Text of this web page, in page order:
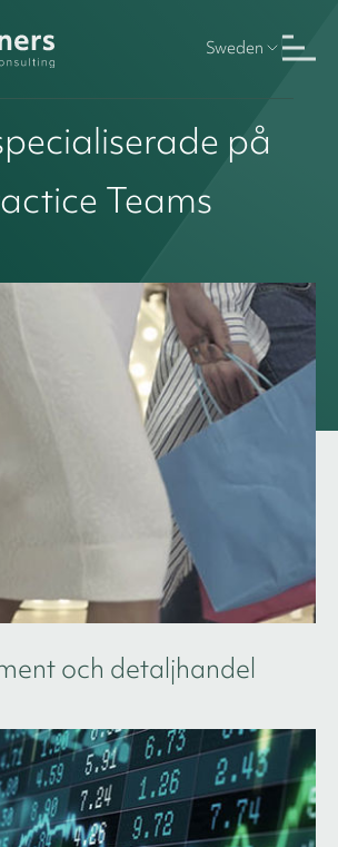
Sweden
på
Teams
och detaljhandel